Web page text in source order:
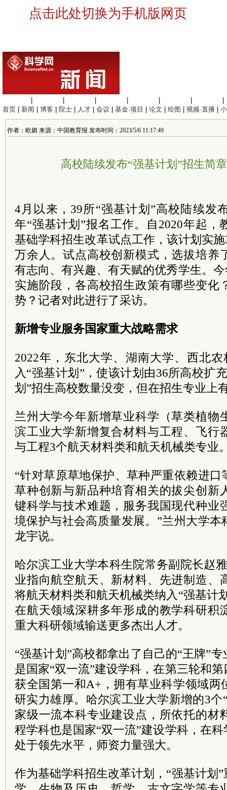
点击此处切换为手机版网页
首页
新闻 博客 院士 人才 会议 基金·项目 论文 绘图 视频·直播
作者：欧媚 来源：中国教育报 发布时间：2023/5/6 11:17:49
高校陆续发布“强基计划”招生简
4月以来，39所“强基计划”高校陆续发
年“强基计划”报名工作。自2020年起，
基础学科招生改革试点工作，该计划实
万余人。试点高校创新模式，选拔培养
有志向、有兴趣、有天赋的优秀学生。
实施阶段，各高校招生政策有哪些变化
势？记者对此进行了采访。
新增专业服务国家重大战略需求
2022年，东北大学、湖南大学、西北
入“强基计划”，使该计划由36所高校扩
划”招生高校数量没变，但在招生专业上
兰州大学今年新增草业科学（草类植物
滨工业大学新增复合材料与工程、飞行
与工程3个航天材料类和航天机械类专业
“针对草原草地保护、草种严重依赖进
草种创新与新品种培育相关的拔尖创新
键科学与技术难题，服务我国现代种业
境保护与社会高质量发展。”兰州大学
龙宇说。
哈尔滨工业大学本科生院常务副院长赵
业指向航空航天、新材料、先进制造、
将航天材料类和航天机械类纳入“强基计
在航天领域深耕多年形成的教学科研积
重大科研领域输送更多杰出人才。
“强基计划”高校都拿出了自己的“王牌”
是国家“双一流”建设学科，在第三轮和
获全国第一和A+，拥有草业科学领域两
研实力雄厚。哈尔滨工业大学新增的3个
家级一流本科专业建设点，所依托的材
程学科也是国家“双一流”建设学科，在
处于领先水平，师资力量强大。
作为基础学科招生改革计划，“强基计划